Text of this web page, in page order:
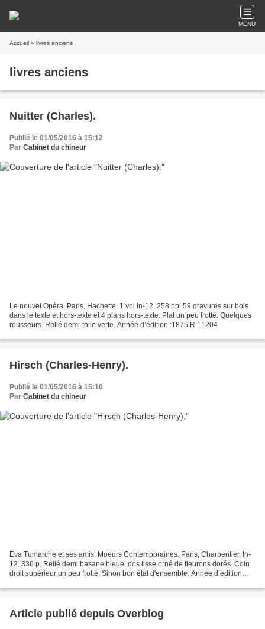
MENU
Accueil » livres anciens
livres anciens
Nuitter (Charles).
Publié le 01/05/2016 à 15:12
Par Cabinet du chineur
Le nouvel Opéra. Paris, Hachette, 1 vol in-12, 258 pp. 59 gravures sur bois
dans le texte et hors-texte et 4 plans hors-texte. Plat un peu frotté. Quelques
rousseurs. Relié demi-toile verte. Année d’édition :1875 R 11204
Hirsch (Charles-Henry).
Publié le 01/05/2016 à 15:10
Par Cabinet du chineur
Eva Tumarche et ses amis. Moeurs Contemporaines. Paris, Charpentier, In-
12, 336 p. Relié demi basane bleue, dos lisse orné de fleurons dorés. Coin
droit supérieur un peu frotté. Sinon bon état d'ensemble. Année d’édition
Article publié depuis Overblog